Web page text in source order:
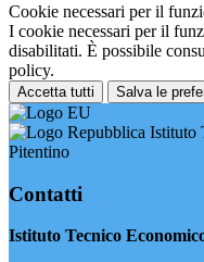
Cookie necessari per il
I cookie necessari per il
disabilitati. È possibile
policy.
Accetta tutti Salva le
Istituto
Pitentino
Contatti
Istituto Tecnico